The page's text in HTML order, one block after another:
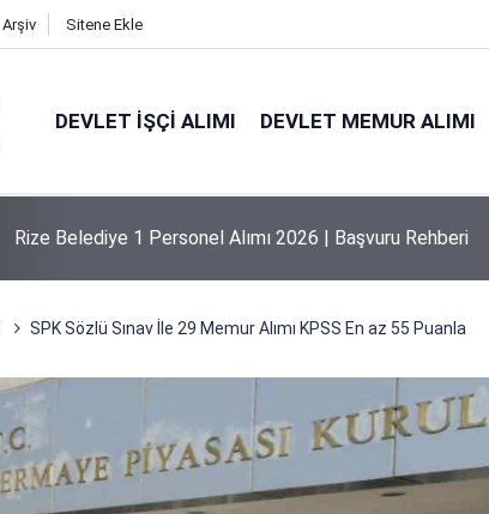
Arşiv Sitene Ekle
DEVLET İŞÇI ALIMI DEVLET MEMUR ALIMI
Ondokuz Mayıs Üniversitesi Personel Alım İlanı 2026 |
SPK Sözlü Sınav İle 29 Memur Alımı KPSS En az 55 Puanla